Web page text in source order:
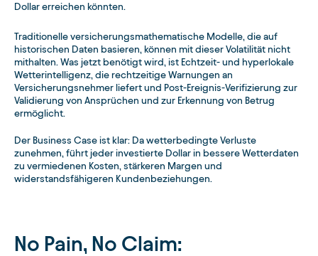
Dollar erreichen könnten.
Traditionelle versicherungsmathematische Modelle, die auf
historischen Daten basieren, können mit dieser Volatilität nicht
mithalten. Was jetzt benötigt wird, ist Echtzeit- und hyperlokale
Wetterintelligenz, die rechtzeitige Warnungen an
Versicherungsnehmer liefert und Post-Ereignis-Verifizierung zur
Validierung von Ansprüchen und zur Erkennung von Betrug
ermöglicht.
Der Business Case ist klar: Da wetterbedingte Verluste
zunehmen, führt jeder investierte Dollar in bessere Wetterdaten
zu vermiedenen Kosten, stärkeren Margen und
widerstandsfähigeren Kundenbeziehungen.
No Pain, No Claim: